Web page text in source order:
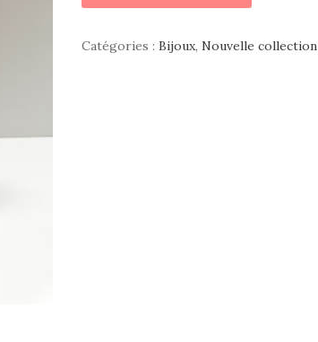
Catégories : Bijoux, Nouvelle collection